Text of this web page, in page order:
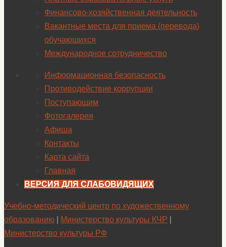
Финансово-хозяйственная деятельность
Вакантные места для приема (перевода)
обучающихся
Международное сотрудничество
Информационная безопасность
Противодействие коррупции
Поступающим
Фотогалерея
Афиша
Контакты
Карта сайта
Главная
ВЕРСИЯ ДЛЯ СЛАБОВИДЯЩИХ
Учебно-методический центр по художественному
образованию
Министерство культуры КЧР
Министерство культуры РФ